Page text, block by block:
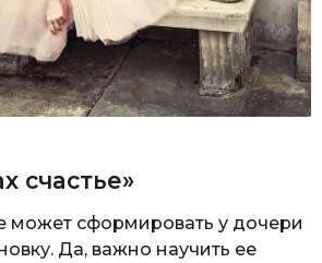
счастье»
может сформировать у дочери
Да, важно научить ее